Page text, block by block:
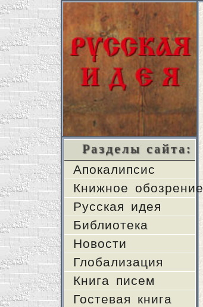
Разделы сайта:
Апокалипсис
Книжное обозрение
Русская идея
Библиотека
Новости
Глобализация
Книга писем
Гостевая книга